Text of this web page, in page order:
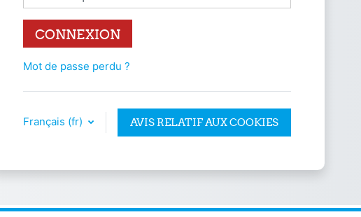
CONNEXION
Mot de passe perdu ?
Français ‎(fr)‎ AVIS RELATIF AUX COOKIES